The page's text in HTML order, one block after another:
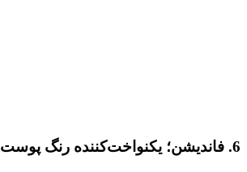
6. فاندیشن؛ یکنواخت‌کننده رنگ پوست